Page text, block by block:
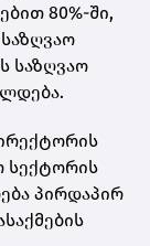
80%-ში,
საზღვაო
სექტორის
პირდაპირ